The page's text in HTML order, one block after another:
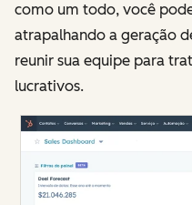
como um todo, você
atrapalhando a geração
reunir sua equipe para
lucrativos.